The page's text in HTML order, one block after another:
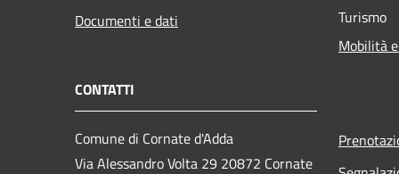
Documenti e dati
Turismo
Mobilità
CONTATTI
Comune di Cornate d'Adda
Via Alessandro Volta 29 20872 Cornate